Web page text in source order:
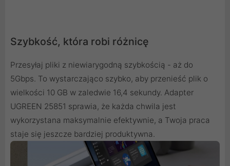
Szybkość, która robi różnicę
Przesyłaj pliki z niewiarygodną szybkością - aż do
5Gbps. To wystarczająco szybko, aby przenieść plik o
wielkości 10 GB w zaledwie 16,4 sekundy. Adapter
UGREEN 25851 sprawia, że każda chwila jest
wykorzystana maksymalnie efektywnie, a Twoja praca
staje się jeszcze bardziej produktywna.